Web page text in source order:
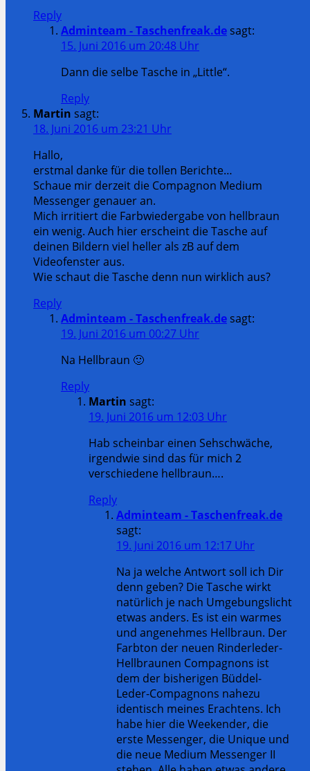
Reply
Adminteam - Taschenfreak.desagt:
15. Juni 2016 um 20:48 Uhr
Dann die selbe Tasche in „Little“.
Reply
Martin sagt:
18. Juni 2016 um 23:21 Uhr
Hallo,
erstmal danke für die tollen Berichte…
Schaue mir derzeit die Compagnon Medium
Messenger genauer an.
Mich irritiert die Farbwiedergabe von hellbraun
ein wenig. Auch hier erscheint die Tasche auf
deinen Bildern viel heller als zB auf dem
Videofenster aus.
Wie schaut die Tasche denn nun wirklich aus?
Reply
Adminteam - Taschenfreak.desagt:
19. Juni 2016 um 00:27 Uhr
Na Hellbraun 🙂
Reply
Martin sagt:
19. Juni 2016 um 12:03 Uhr
Hab scheinbar einen Sehschwäche,
irgendwie sind das für mich 2
verschiedene hellbraun….
Reply
Adminteam - Taschenfreak.de
sagt:
19. Juni 2016 um 12:17 Uhr
Na ja welche Antwort soll ich Dir
denn geben? Die Tasche wirkt
natürlich je nach Umgebungslicht
etwas anders. Es ist ein warmes
und angenehmes Hellbraun. Der
Farbton der neuen Rinderleder-
Hellbraunen Compagnons ist
dem der bisherigen Büddel-
Leder-Compagnons nahezu
identisch meines Erachtens. Ich
habe hier die Weekender, die
erste Messenger, die Unique und
die neue Medium Messenger II